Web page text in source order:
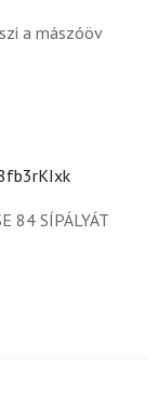
a mászóöv
84 SÍPÁLYÁT